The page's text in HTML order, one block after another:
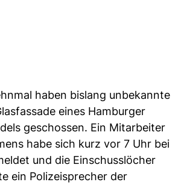
haben bislang unbekannte
eines Hamburger
geschossen. Ein Mitarbeiter
habe sich kurz vor 7 Uhr bei
und die Einschusslöcher
ein Polizeisprecher der